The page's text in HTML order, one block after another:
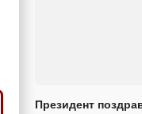
Президент